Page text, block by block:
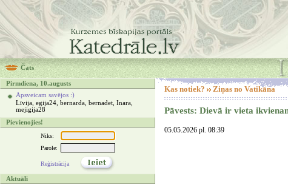
Čats
Pirmdiena, 10.augusts
Apsveicam savējos :)
Līvija, egija24, bernarda, bernadet, Inara,
mejigija28
Pievienojies!
Niks:
Parole:
Reģistrācija
Aktuāli
Kas notiek? Ziņas no Vatikāna
Pāvests: Dievā ir vieta
05.05.2026 pl. 08:39